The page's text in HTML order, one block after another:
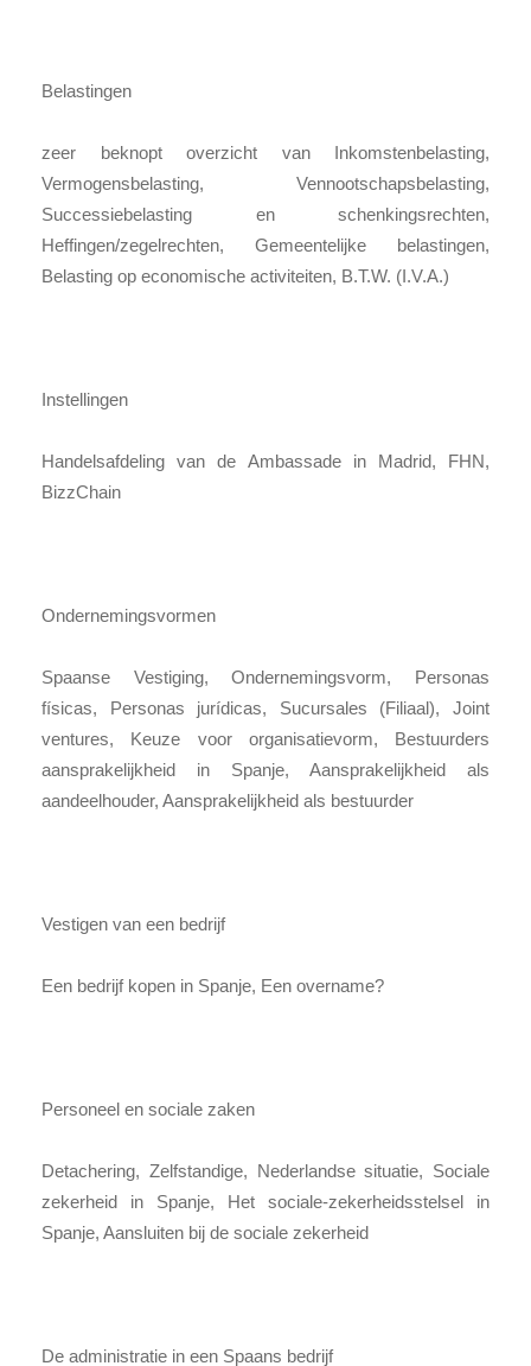
Belastingen
zeer beknopt overzicht van Inkomstenbelasting,
Vermogensbelasting, Vennootschapsbelasting,
Successiebelasting en schenkingsrechten,
Heffingen/zegelrechten, Gemeentelijke belastingen,
Belasting op economische activiteiten, B.T.W. (I.V.A.)
Instellingen
Handelsafdeling van de Ambassade in Madrid, FHN,
BizzChain
Ondernemingsvormen
Spaanse Vestiging, Ondernemingsvorm, Personas
físicas, Personas jurídicas, Sucursales (Filiaal), Joint
ventures, Keuze voor organisatievorm, Bestuurders
aansprakelijkheid in Spanje, Aansprakelijkheid als
aandeelhouder, Aansprakelijkheid als bestuurder
Vestigen van een bedrijf
Een bedrijf kopen in Spanje, Een overname?
Personeel en sociale zaken
Detachering, Zelfstandige, Nederlandse situatie, Sociale
zekerheid in Spanje, Het sociale-zekerheidsstelsel in
Spanje, Aansluiten bij de sociale zekerheid
De administratie in een Spaans bedrijf